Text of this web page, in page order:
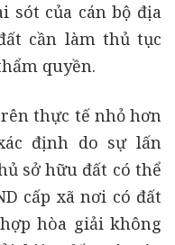
sót của cán bộ địa
cần làm thủ tục
quyền.
thực tế nhỏ hơn
định do sự lấn
sở hữu đất có thể
cấp xã nơi có đất
hòa giải không